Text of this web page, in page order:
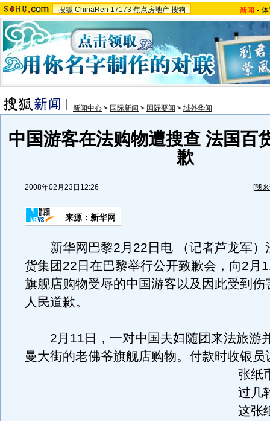
搜狐 ChinaRen 17173 焦点房地产 搜狗 新闻 -
新闻中心 > 国际新闻 > 国际要闻 > 域外华闻
中国游客在法购物遭搜查 法国百
歉
2008年02月23日12:26 [我
来源：新华网
新华网巴黎2月22日电 （记者芦龙军）
货集团22日在巴黎举行公开致歉会，向2月
旗舰店购物受辱的中国游客以及因此受到伤
人民道歉。
2月11日，一对中国夫妇随团来法旅游
曼大街的老佛爷旗舰店购物。 付款时收银员
张纸
过几
这张